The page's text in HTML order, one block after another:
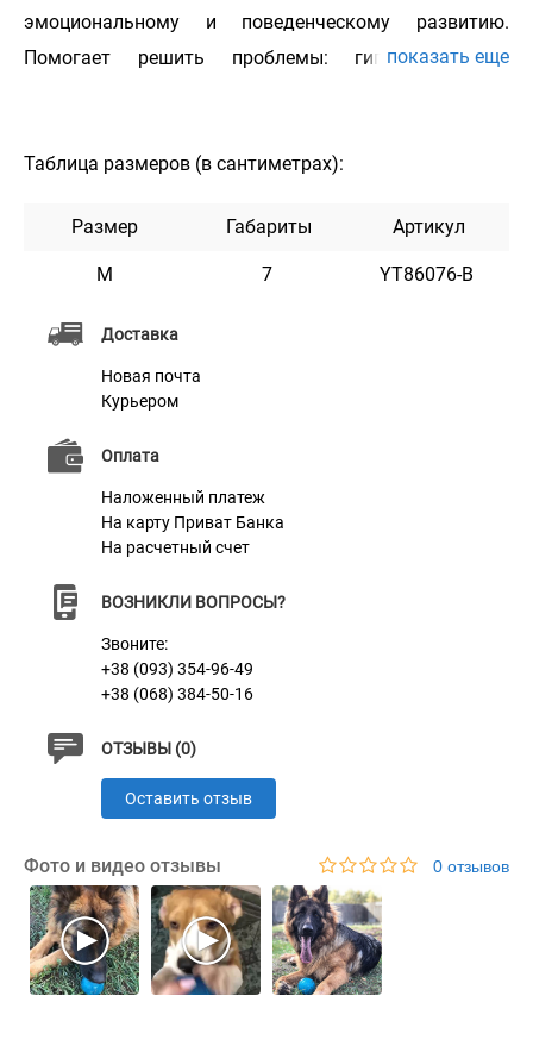
Доставка
Новая почта
Курьером
Оплата
Наложенный платеж
На карту Приват Банка
На расчетный счет
ВОЗНИКЛИ ВОПРОСЫ?
Звоните:
+38 (093) 354-96-49
+38 (068) 384-50-16
ОТЗЫВЫ (0)
Оставить отзыв
Фото и видео отзывы 0 отзывов
эмоциональному и поведенческому развитию.
Помогает решить проблемы: гигиены зубов,
сверхпрочным и долговечным для внешних силовых
эластичным и стойким к воздействию
ультрафиолета и воды, у него отсутствует запах.
эластичного материала. Они являются удачным
мотиватором животному для активной игры как на
суше, так и в воде. Подходит всем породам собак.
Характеристики
Материал TPR (Термопластичная резина)
Синий
показать еще
Таблица размеров (в сантиметрах):
Размер Габариты Артикул
M 7 YT86076-B